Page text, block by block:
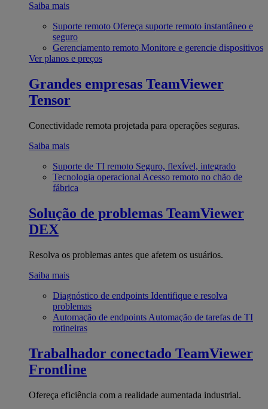
Saiba mais
Suporte remoto Ofereça suporte remoto instantâneo e
seguro
Gerenciamento remoto Monitore e gerencie dispositivos
Ver planos e preços
Grandes empresas TeamViewer
Tensor
Conectividade remota projetada para operações seguras.
Saiba mais
Suporte de TI remoto Seguro, flexível, integrado
Tecnologia operacional Acesso remoto no chão de
fábrica
Solução de problemas TeamViewer
DEX
Resolva os problemas antes que afetem os usuários.
Saiba mais
Diagnóstico de endpoints Identifique e resolva
problemas
Automação de endpoints Automação de tarefas de TI
rotineiras
Trabalhador conectado TeamViewer
Frontline
Ofereça eficiência com a realidade aumentada industrial.